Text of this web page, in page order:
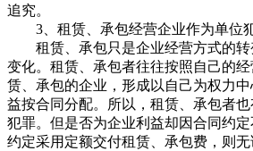
追究。
3、租赁、承包经营企业作为单位犯
租赁、承包只是企业经营方式的转
变化。租赁、承包者往往按照自己的
赁、承包的企业，形成以自己为权力
益按合同分配。所以，租赁、承包者
犯罪。但是否为企业利益却因合同约
约定采用定额交付租赁、承包费，则